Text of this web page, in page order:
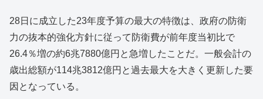
28日に成立した23年度予算の最大の特徴は、政府の防衛
力の抜本的強化方針に従って防衛費が前年度当初比で
26.4％増の約6兆7880億円と急増したことだ。一般会計の
歳出総額が114兆3812億円と過去最大を大きく更新した要
因となっている。